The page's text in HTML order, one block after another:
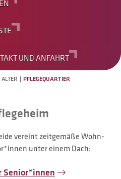
UND ANFAHRT
PFLEGEQUARTIER
vereint zeitgemäße Wohn-
unter einem Dach:
Senior*innen